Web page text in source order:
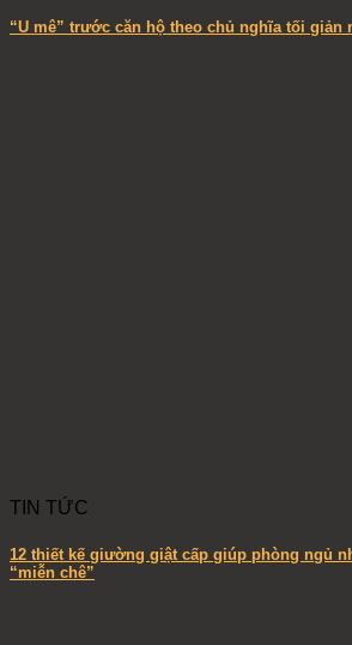
“U mê” trước căn hộ theo chủ nghĩa tối giản
TIN TỨC
12 thiết kế giường giật cấp giúp phòng ngủ
“miễn chê”